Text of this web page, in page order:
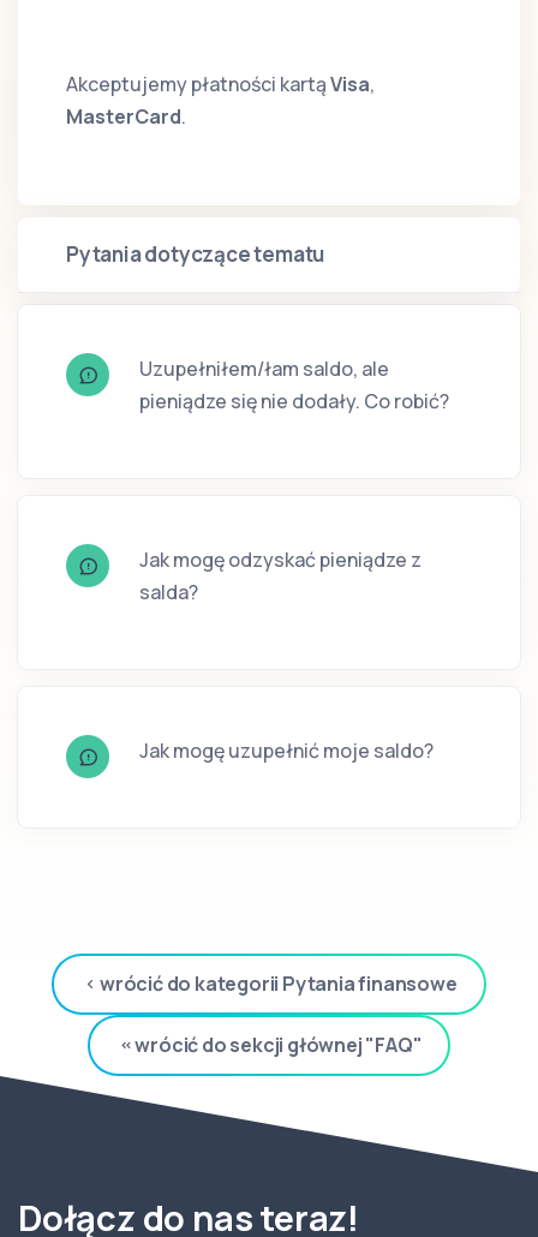
Akceptujemy płatności kartąVisa,
MasterCard.
Pytania dotyczące tematu
Uzupełniłem/łam saldo, ale
pieniądze się nie dodały. Co robić?
Jak mogę odzyskać pieniądze z
salda?
Jak mogę uzupełnić moje saldo?
wrócić do kategorii Pytania finansowe
wrócić do sekcji głównej "FAQ"
Dołącz do nas teraz!